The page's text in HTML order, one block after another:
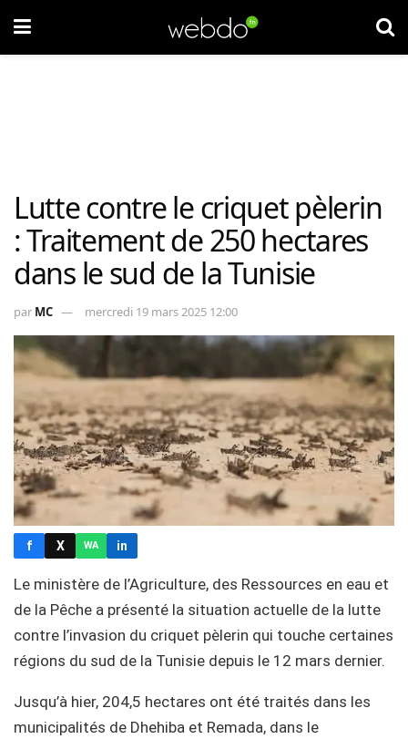
Lutte contre le criquet pèlerin
: Traitement de 250 hectares
dans le sud de la Tunisie
par MC mercredi 19 mars 2025 12:00
f X WA in
Le ministère de l’Agriculture, des Ressources en eau et
de la Pêche a présenté la situation actuelle de la lutte
contre l’invasion du criquet pèlerin qui touche certaines
régions du sud de la Tunisie depuis le 12 mars dernier.
Jusqu’à hier, 204,5 hectares ont été traités dans les
municipalités de Dhehiba et Remada, dans le